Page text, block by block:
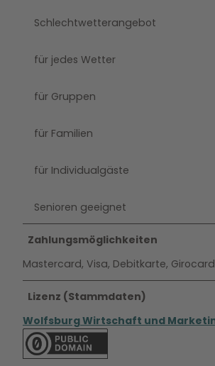
Schlechtwetterangebot
für jedes Wetter
für Gruppen
für Familien
für Individualgäste
Senioren geeignet
Zahlungsmöglichkeiten
Mastercard, Visa, Debitkarte,
Lizenz (Stammdaten)
Wolfsburg Wirtschaft und